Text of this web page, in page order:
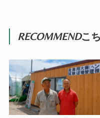
RECOMMENDこ